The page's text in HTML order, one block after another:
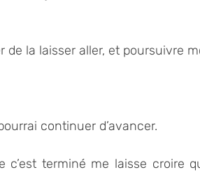
la laisser aller, et poursuivre
continuer d’avancer.
terminé me laisse croire